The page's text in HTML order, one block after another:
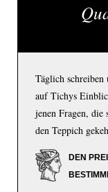
Täglich schreiben
auf Tichys
jenen Fragen, die
den Teppich
DEN